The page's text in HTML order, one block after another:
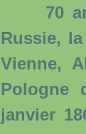
70 ans
Russie,
Vienne,
Pologne
janvier